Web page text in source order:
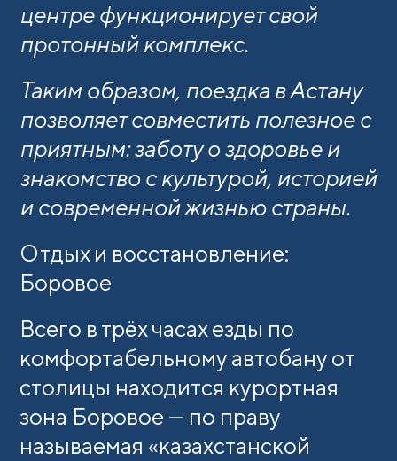
центре функционирует свой
протонный комплекс.
Таким образом, поездка в Астану
позволяет совместить полезное с
приятным: заботу о здоровье и
знакомство с культурой, историей
и современной жизнью страны.
Отдых и восстановление:
Боровое
Всего в трёх часах езды по
комфортабельному автобану от
столицы находится курортная
зона Боровое — по праву
называемая «казахстанской